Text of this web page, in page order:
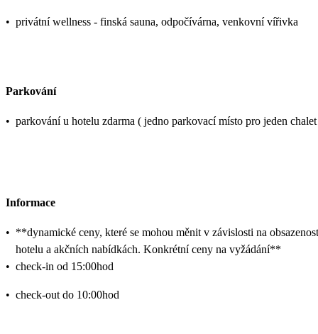
• privátní wellness - finská sauna, odpočívárna, venkovní vířivka
Parkování
• parkování u hotelu zdarma ( jedno parkovací místo pro jeden
Informace
• **dynamické ceny, které se mohou měnit v závislosti na
hotelu a akčních nabídkách. Konkrétní ceny na vyžádání**
• check-in od 15:00hod
• check-out do 10:00hod